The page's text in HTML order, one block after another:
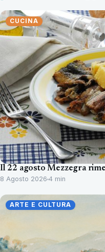
CUCINA
Il 22 agosto Mezzegra
8 Agosto 2026 4 min
ARTE E CULTURA